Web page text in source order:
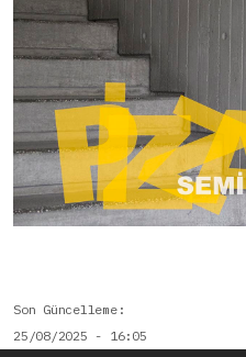
Son Güncelleme
25/08/2025 - 16:05